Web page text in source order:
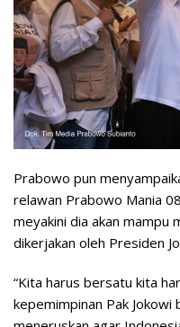
Prabowo pun
relawan Prabowo Mania
meyakini dia akan mampu
dikerjakan oleh Presiden
“Kita harus bersatu kita
kepemimpinan Pak